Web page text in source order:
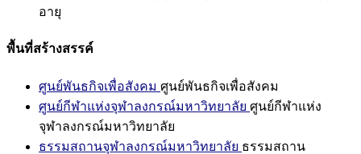
อายุ
พื้นที่สร้างสรรค์
ศูนย์พันธกิจเพื่อสังคม ศูนย์พันธกิจเพื่อสังคม
ศูนย์กีฬาแห่งจุฬาลงกรณ์มหาวิทยาลัย ศูนย์กีฬาแห่ง
จุฬาลงกรณ์มหาวิทยาลัย
ธรรมสถานจุฬาลงกรณ์มหาวิทยาลัย ธรรมสถาน